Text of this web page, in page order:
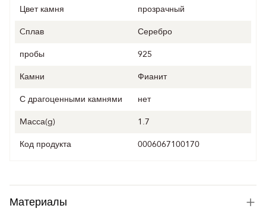
Цвет камня
прозрачный
Cплав
Серебро
пробы
925
Камни
Фианит
С драгоценными камнями
нет
Mасса(g)
1.7
Код продукта
0006067100170
Материалы